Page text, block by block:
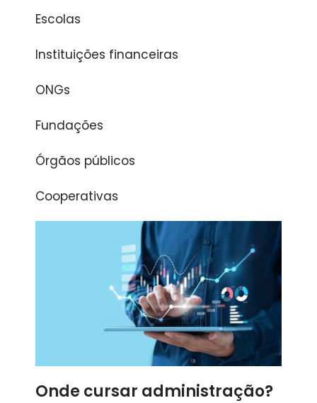
Escolas
Instituições financeiras
ONGs
Fundações
Órgãos públicos
Cooperativas
Onde cursar administração?